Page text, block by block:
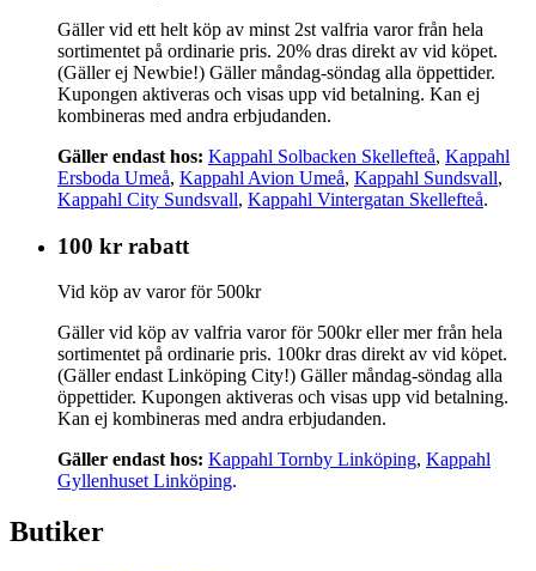
Gäller vid ett helt köp av minst 2st valfria varor från hela
sortimentet på ordinarie pris. 20% dras direkt av vid köpet.
(Gäller ej Newbie!) Gäller måndag-söndag alla öppettider.
Kupongen aktiveras och visas upp vid betalning. Kan ej
kombineras med andra erbjudanden.
Gäller endast hos: Kappahl Solbacken Skellefteå, Kappahl
Ersboda Umeå, Kappahl Avion Umeå, Kappahl Sundsvall,
Kappahl City Sundsvall, Kappahl Vintergatan Skellefteå.
100 kr rabatt
Vid köp av varor för 500kr
Gäller vid köp av valfria varor för 500kr eller mer från hela
sortimentet på ordinarie pris. 100kr dras direkt av vid köpet.
(Gäller endast Linköping City!) Gäller måndag-söndag alla
öppettider. Kupongen aktiveras och visas upp vid betalning.
Kan ej kombineras med andra erbjudanden.
Gäller endast hos: Kappahl Tornby Linköping, Kappahl
Gyllenhuset Linköping.
Butiker